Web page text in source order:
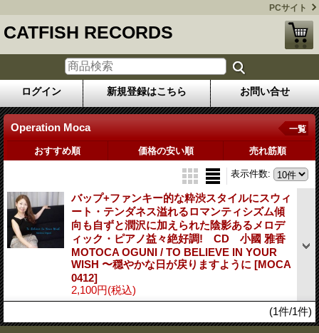
PCサイト
CATFISH RECORDS
ログイン 新規登録はこちら お問い合せ
Operation Moca 一覧
おすすめ順 価格の安い順 売れ筋順
表示件数:
バップ+ファンキー的な粋渋スタイルにスウィ
ート・テンダネス溢れるロマンティシズム傾
向も自ずと潤沢に加えられた陰影あるメロデ
ィック・ピアノ益々絶好調! CD 小國 雅香
MOTOCA OGUNI / TO BELIEVE IN YOUR
WISH 〜穏やかな日が戻りますように [MOCA
0412]
2,100円(税込)
(1件/1件)